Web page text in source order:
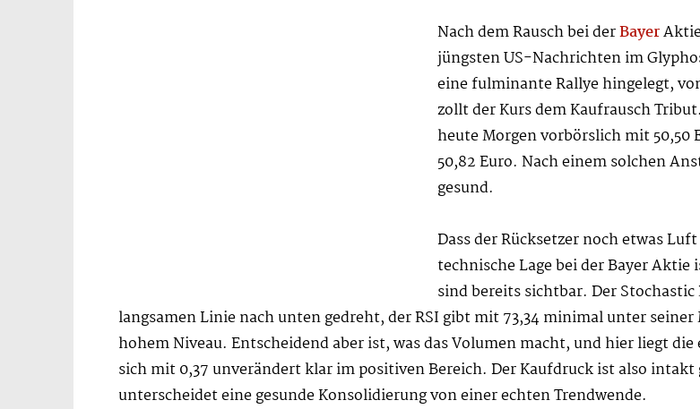
Nach dem Rausch bei derBayer
jüngsten US-Nachrichten im
eine fulminante Rallye hingelegt,
zollt der Kurs dem Kaufrausch
heute Morgen vorbörslich mit 50,50
50,82 Euro. Nach einem solchen
gesund.
Dass der Rücksetzer noch etwas
technische Lage bei der Bayer
sind bereits sichtbar. Der
langsamen Linie nach unten gedreht, der RSI gibt mit 73,34 minimal unter
hohem Niveau. Entscheidend aber ist, was das Volumen macht, und hier liegt
sich mit 0,37 unverändert klar im positiven Bereich. Der Kaufdruck ist also
unterscheidet eine gesunde Konsolidierung von einer echten Trendwende.